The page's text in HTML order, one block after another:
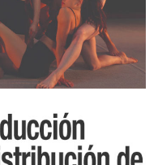
deliciosa y
una muestra
era una suerte de
inmovilidad, él, un
al que se
de todo el